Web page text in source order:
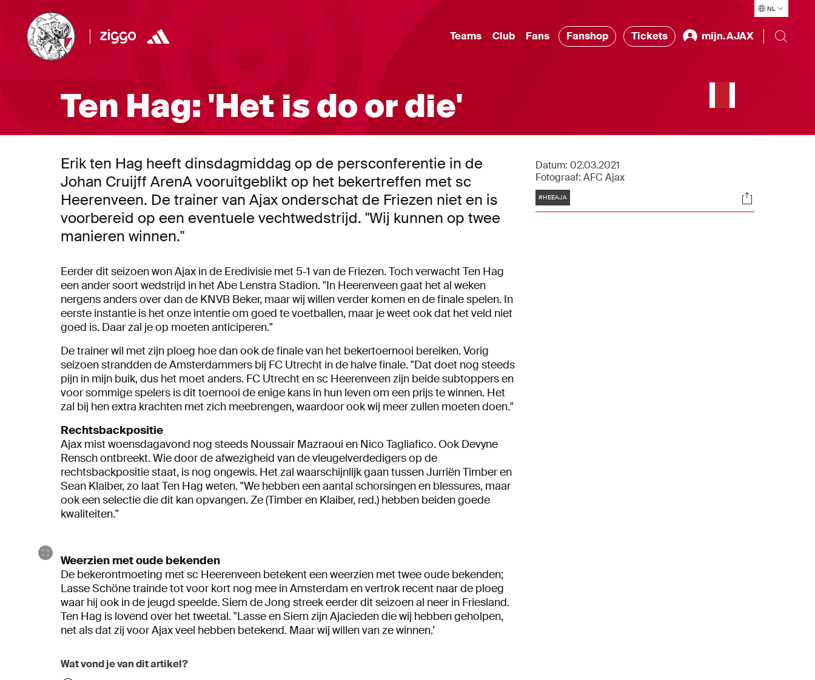
NL
Teams Club Fans Fanshop Tickets mijn.AJAX
Ten Hag: 'Het is do or die'
Erik ten Hag heeft dinsdagmiddag op de persconferentie in de
Johan Cruijff ArenA vooruitgeblikt op het bekertreffen met sc
Heerenveen. De trainer van Ajax onderschat de Friezen niet en is
voorbereid op een eventuele vechtwedstrijd. "Wij kunnen op twee
manieren winnen."
Datum: 02.03.2021
Fotograaf: AFC Ajax
Tags
#HEEAJA Socials
Eerder dit seizoen won Ajax in de Eredivisie met 5-1 van de Friezen. Toch verwacht Ten Hag
een ander soort wedstrijd in het Abe Lenstra Stadion. "In Heerenveen gaat het al weken
nergens anders over dan de KNVB Beker, maar wij willen verder komen en de finale spelen. In
eerste instantie is het onze intentie om goed te voetballen, maar je weet ook dat het veld niet
goed is. Daar zal je op moeten anticiperen."
De trainer wil met zijn ploeg hoe dan ook de finale van het bekertoernooi bereiken. Vorig
seizoen strandden de Amsterdammers bij FC Utrecht in de halve finale. "Dat doet nog steeds
pijn in mijn buik, dus het moet anders. FC Utrecht en sc Heerenveen zijn beide subtoppers en
voor sommige spelers is dit toernooi de enige kans in hun leven om een prijs te winnen. Het
zal bij hen extra krachten met zich meebrengen, waardoor ook wij meer zullen moeten doen."
Rechtsbackpositie
Ajax mist woensdagavond nog steeds Noussair Mazraoui en Nico Tagliafico. Ook Devyne
Rensch ontbreekt. Wie door de afwezigheid van de vleugelverdedigers op de
rechtsbackpositie staat, is nog ongewis. Het zal waarschijnlijk gaan tussen Jurriën Timber en
Sean Klaiber, zo laat Ten Hag weten. "We hebben een aantal schorsingen en blessures, maar
ook een selectie die dit kan opvangen. Ze (Timber en Klaiber, red.) hebben beiden goede
kwaliteiten."
Weerzien met oude bekenden
De bekerontmoeting met sc Heerenveen betekent een weerzien met twee oude bekenden;
Lasse Schöne trainde tot voor kort nog mee in Amsterdam en vertrok recent naar de ploeg
waar hij ook in de jeugd speelde. Siem de Jong streek eerder dit seizoen al neer in Friesland.
Ten Hag is lovend over het tweetal. "Lasse en Siem zijn Ajacieden die wij hebben geholpen,
net als dat zij voor Ajax veel hebben betekend. Maar wij willen van ze winnen.’
Wat vond je van dit artikel?